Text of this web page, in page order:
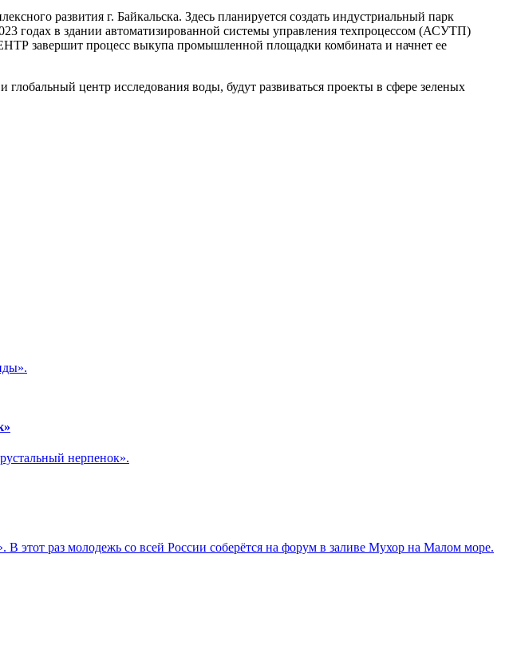
развития г. Байкальска. Здесь планируется создать индустриальный парк
годах в здании автоматизированной системы управления техпроцессом (АСУТП)
завершит процесс выкупа промышленной площадки комбината и начнет ее
центр исследования воды, будут развиваться проекты в сфере зеленых
нерпенок».
этот раз молодежь со всей России соберётся на форум в заливе Мухор на Малом море.